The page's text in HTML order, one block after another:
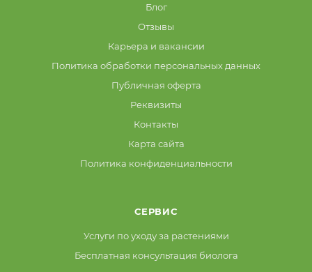
Блог
Отзывы
Карьера и вакансии
Политика обработки персональных данных
Публичная оферта
Реквизиты
Контакты
Карта сайта
Политика конфиденциальности
СЕРВИС
Услуги по уходу за растениями
Бесплатная консультация биолога